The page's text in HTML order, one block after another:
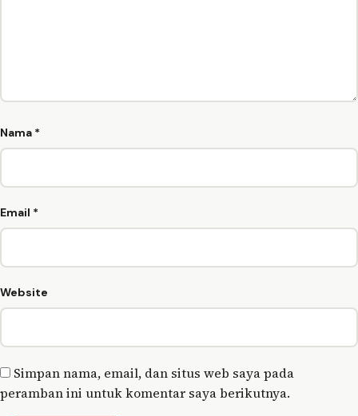
Nama *
Email *
Website
Simpan nama, email, dan situs web saya pada
peramban ini untuk komentar saya berikutnya.